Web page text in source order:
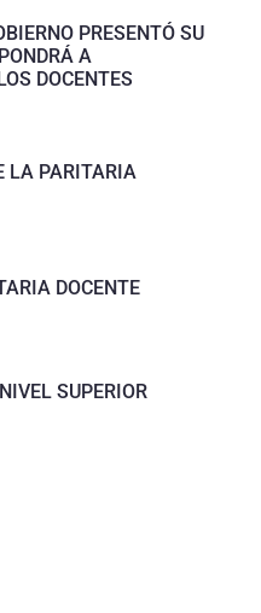
PRESENTÓ SU
A
DOCENTES
LA PARITARIA
DOCENTE
SUPERIOR